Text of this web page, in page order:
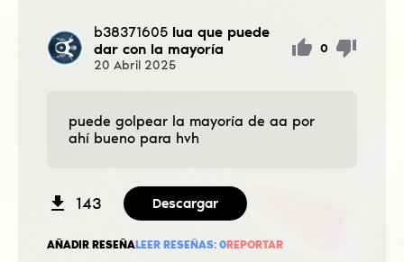
b38371605 lua que puede
dar con la mayoría
20 Abril 2025
0
puede golpear la mayoría de aa por
ahí bueno para hvh
143 Descargar
AÑADIR RESEÑALEER RESEÑAS: 0REPORTAR